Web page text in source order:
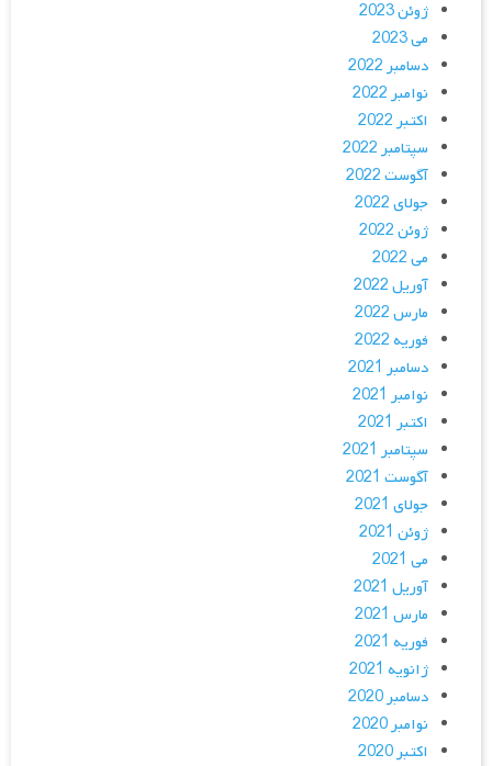
ژوئن 2023
می 2023
دسامبر 2022
نوامبر 2022
اکتبر 2022
سپتامبر 2022
آگوست 2022
جولای 2022
ژوئن 2022
می 2022
آوریل 2022
مارس 2022
فوریه 2022
دسامبر 2021
نوامبر 2021
اکتبر 2021
سپتامبر 2021
آگوست 2021
جولای 2021
ژوئن 2021
می 2021
آوریل 2021
مارس 2021
فوریه 2021
ژانویه 2021
دسامبر 2020
نوامبر 2020
اکتبر 2020